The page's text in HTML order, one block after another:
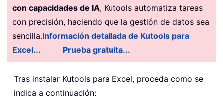
con capacidades de IA, Kutools automatiza tareas
con precisión, haciendo que la gestión de datos sea
sencilla.Información detallada de Kutools para
Excel...
Prueba gratuita...
Tras instalar Kutools para Excel, proceda como se
indica a continuación: